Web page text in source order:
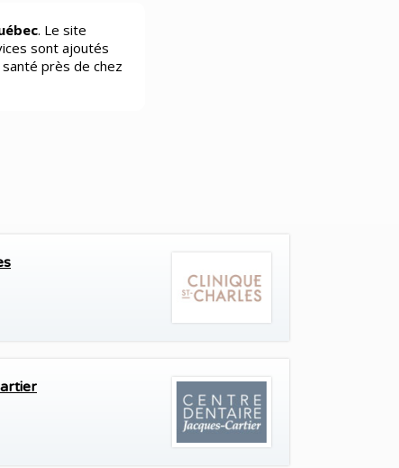
. Le site
sont ajoutés
près de chez